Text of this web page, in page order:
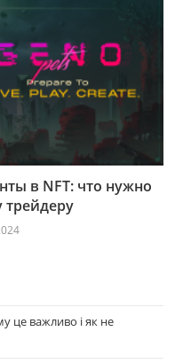
в NFT: что нужно
трейдеру
це важливо і як не